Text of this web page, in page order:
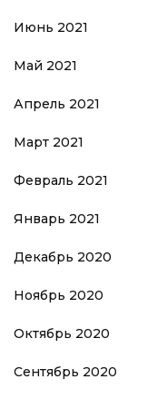
Июнь 2021
Май 2021
Апрель 2021
Март 2021
Февраль 2021
Январь 2021
Декабрь 2020
Ноябрь 2020
Октябрь 2020
Сентябрь 2020